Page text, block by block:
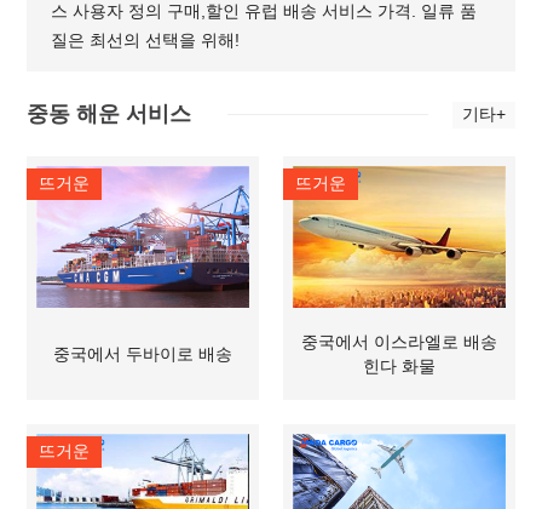
스 사용자 정의 구매,할인 유럽 배송 서비스 가격. 일류 품
질은 최선의 선택을 위해!
중동 해운 서비스 기타+
뜨거운
중국에서 두바이로 배송
뜨거운
중국에서 이스라엘로 배송
힌다 화물
뜨거운